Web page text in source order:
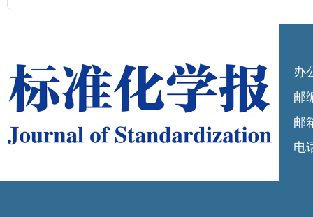
办
邮
邮
电